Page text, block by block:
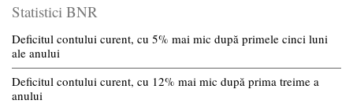
Statistici BNR
Deficitul contului curent, cu 5% mai mic după primele cinci luni
ale anului
Deficitul contului curent, cu 12% mai mic după prima treime a
anului